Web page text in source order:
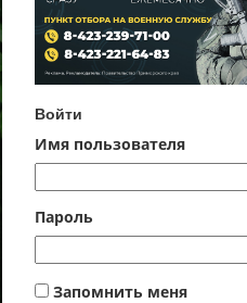
Войти
Имя пользователя
Пароль
Запомнить меня